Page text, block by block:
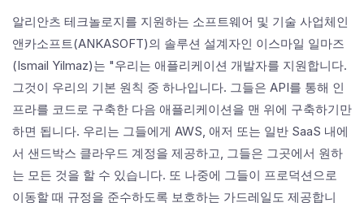
알리안츠 테크놀로지를 지원하는 소프트웨어 및 기술 사업체인
앤카소프트(ANKASOFT)의 솔루션 설계자인 이스마일 일마즈
(Ismail Yilmaz)는 "우리는 애플리케이션 개발자를 지원합니다.
그것이 우리의 기본 원칙 중 하나입니다. 그들은 API를 통해 인
프라를 코드로 구축한 다음 애플리케이션을 맨 위에 구축하기만
하면 됩니다. 우리는 그들에게 AWS, 애저 또는 일반 SaaS 내에
서 샌드박스 클라우드 계정을 제공하고, 그들은 그곳에서 원하
는 모든 것을 할 수 있습니다. 또 나중에 그들이 프로덕션으로
이동할 때 규정을 준수하도록 보호하는 가드레일도 제공합니